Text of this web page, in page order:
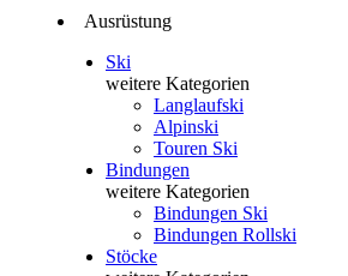
Ausrüstung
Ski
weitere Kategorien
Langlaufski
Alpinski
Touren Ski
Bindungen
weitere Kategorien
Bindungen Ski
Bindungen Rollski
Stöcke